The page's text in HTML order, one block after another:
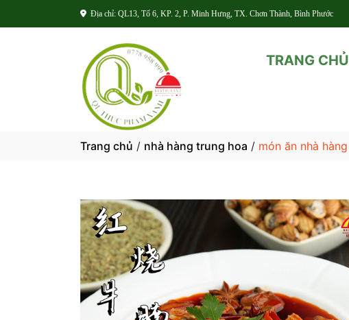
Địa chỉ: QL13, Tổ 6, KP. 2, P. Minh Hưng, TX. Chơn Thành, Bình Phước
TRANG CHỦ
Trang chủ / nhà hàng trung hoa / món ăn nhà hàng